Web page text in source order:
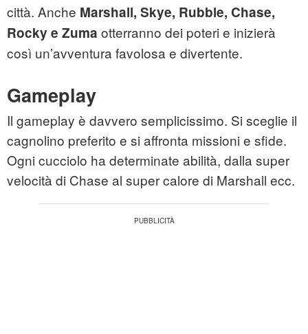
città. Anche Marshall, Skye, Rubble, Chase,
Rocky e Zuma otterranno dei poteri e inizierà
così un’avventura favolosa e divertente.
Gameplay
Il gameplay è davvero semplicissimo. Si sceglie il
cagnolino preferito e si affronta missioni e sfide.
Ogni cucciolo ha determinate abilità, dalla super
velocità di Chase al super calore di Marshall ecc.